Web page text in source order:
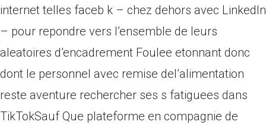
internet telles faceb k – chez dehors avec LinkedIn
– pour repondre vers l’ensemble de leurs
aleatoires d’encadrement Foulee etonnant donc
dont le personnel avec remise del’alimentation
reste aventure rechercher ses s fatiguees dans
TikTokSauf Que plateforme en compagnie de